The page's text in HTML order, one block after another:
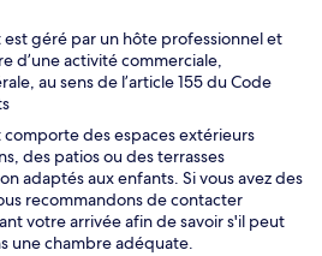
géré par un hôte professionnel et
d’une activité commerciale,
au sens de l’article 155 du Code
des espaces extérieurs
des patios ou des terrasses
adaptés aux enfants. Si vous avez des
recommandons de contacter
votre arrivée afin de savoir s'il peut
une chambre adéquate.